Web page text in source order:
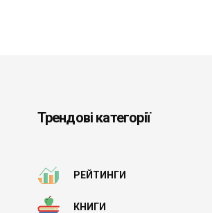
Трендові категорії
РЕЙТИНГИ
КНИГИ